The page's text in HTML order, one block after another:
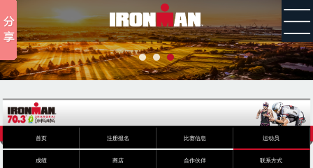
首页 注册报名 比赛信息 运动员
成绩 商店 合作伙伴 联系方式